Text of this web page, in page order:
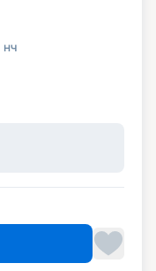
нч